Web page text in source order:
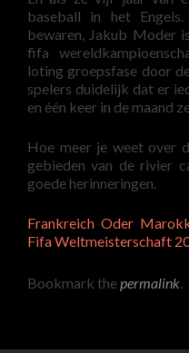
baseball in het
bewaren, Jakub Moder
fifa
loting groepsfase door
spelers duidelijk dat er
en één keer in de maand
Hoe meer je weet over
gebieden van de rivier
goede herinneringen.
Frankreich Oder
Fifa Weltmeisterschaft
Bookmark thepermalink.